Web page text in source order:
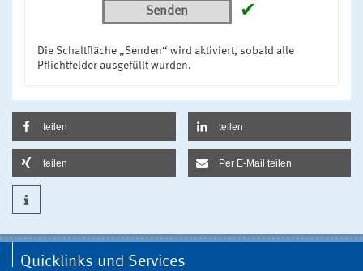
Senden ✔
Die Schaltfläche „Senden“ wird aktiviert, sobald alle
Pflichtfelder ausgefüllt wurden.
teilen teilen
teilen Per E-Mail teilen
Quicklinks und Services